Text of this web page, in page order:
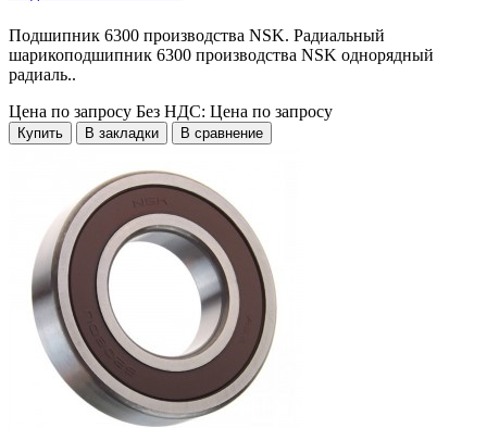
Подшипник 6300 производства NSK. Радиальный
шарикоподшипник 6300 производства NSK однорядный
радиаль..
Цена по запросу Без НДС: Цена по запросу
Купить В закладки В сравнение